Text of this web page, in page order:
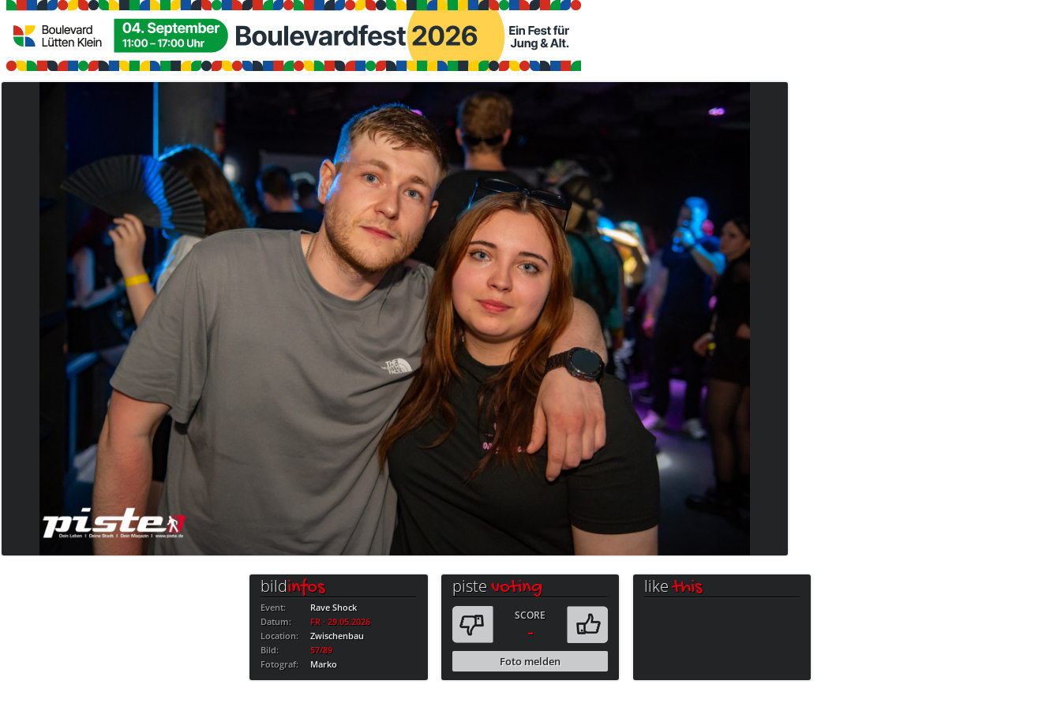
bildinfos
Event:
Rave Shock
Datum:
FR · 29.05.2026
Location:
Zwischenbau
Bild:
57/89
Fotograf:
Marko
pistevoting
SCORE
-
Foto melden
likethis